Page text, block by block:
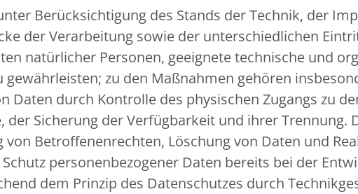
Berücksichtigung des Stands der Technik, der
der Verarbeitung sowie der unterschiedlichen
natürlicher Personen, geeignete technische und
gewährleisten; zu den Maßnahmen gehören
durch Kontrolle des physischen Zugangs zu
der Sicherung der Verfügbarkeit und ihrer Trennung.
Betroffenenrechten, Löschung von Daten und
personenbezogener Daten bereits bei der
dem Prinzip des Datenschutzes durch